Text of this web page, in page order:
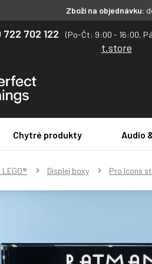
Zboží na objednávku:
722 702 122
t.store
Chytré produkty Audio
LEGO® Displej boxy Pro Icons